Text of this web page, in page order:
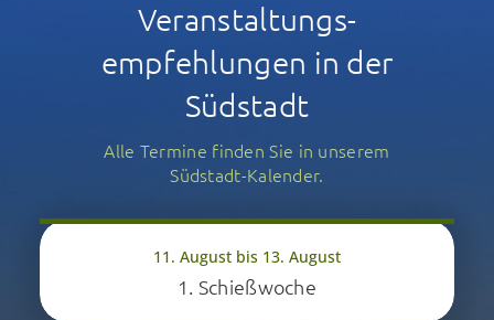
Veranstaltungs­
empfehlungen in der
Südstadt
Alle Termine finden Sie in unserem
Südstadt-Kalender.
11. August bis 13. August
1. Schießwoche